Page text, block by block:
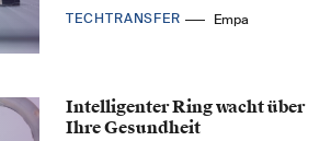
TECHTRANSFER Empa
Intelligenter Ring wacht über
Ihre Gesundheit